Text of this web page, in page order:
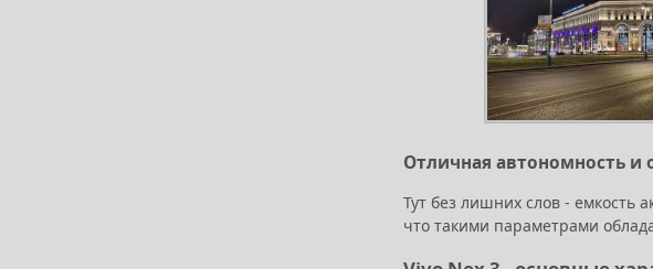
Отличная автономность и
Тут без лишних слов - емкость
что такими параметрами